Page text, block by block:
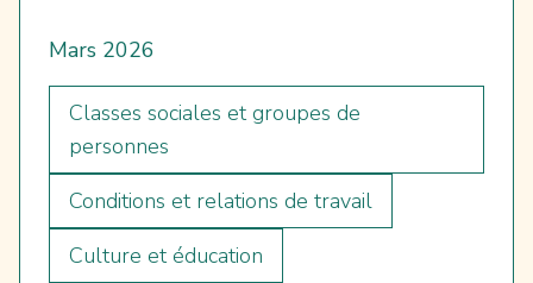
Mars 2026
Classes sociales et groupes de
personnes
Conditions et relations de travail
Culture et éducation